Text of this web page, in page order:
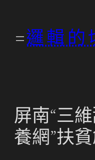
邏輯的
屏南“三
養網”扶